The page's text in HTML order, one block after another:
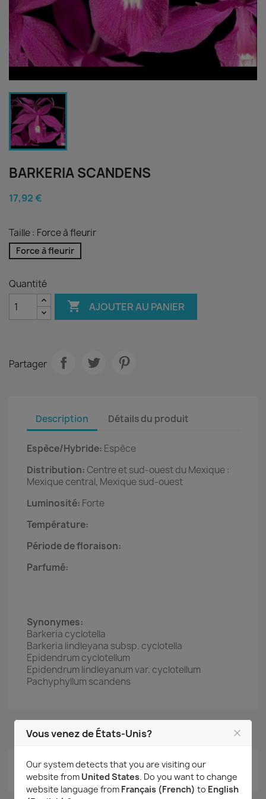
BARKERIA SCANDENS
17,92 €
Taille : Force à fleurir
Force à fleurir
Quantité
 AJOUTER AU PANIER
Partager
Description Détails du produit
Espèce/Hybride: Espèce
Distribution: Centre et sud-ouest du Mexique :
Mexique central, Mexique sud-ouest
Luminosité: Forte
Température:
Période de floraison:
Parfumé:
Synonymes:
Barkeria cyclotella
Barkeria lindleyana subsp. cyclotella
Epidendrum cyclotellum
Epidendrum lindleyanum var. cyclotellum
Pachyphyllum scandens
Commentaires (0)
Aucun avis n'a été publié pour le moment.
Vous venez de États-Unis?
Our system detects that you are visiting our
website from United States. Do you want to change
website language from Français (French) to English